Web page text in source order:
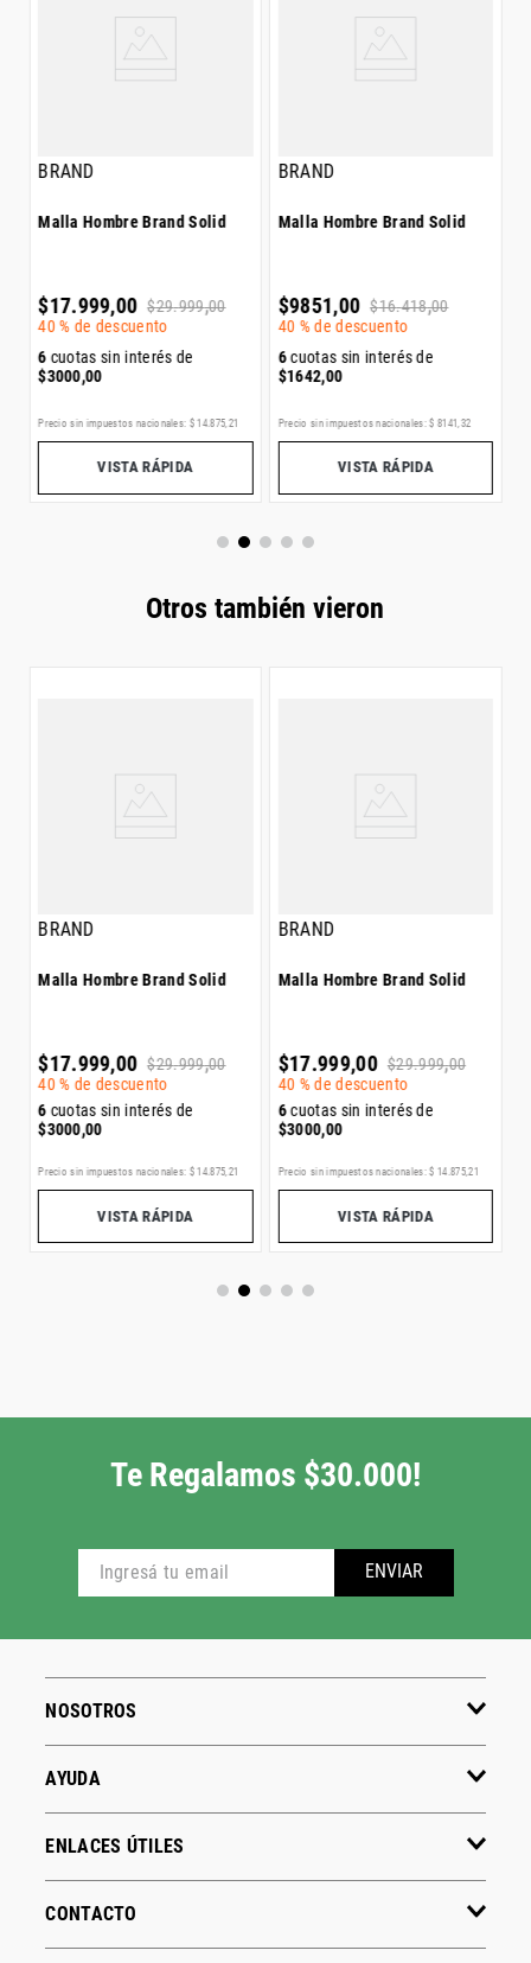
BRAND
Malla Hombre Brand Solid
$17.999,00 $29.999,00
40 % de descuento
6 cuotas sin interés de
$3000,00
Precio sin impuestos nacionales: $ 14.875 21
VISTA RÁPIDA
BRAND
Malla Hombre Brand Solid
$9851,00 $16.418,00
40 %de descuento
6cuotas sin interés de
$1642,00
Precio sin impuestos nacionales: $ 8141 32
VISTA RÁPIDA
Otros también vieron
BRAND
Malla Hombre Brand Solid
$17.999,00 $29.999,00
40 % de descuento
6 cuotas sin interés de
$3000,00
Precio sin impuestos nacionales: $ 14.875 21
VISTA RÁPIDA
BRAND
Malla Hombre Brand Solid
$17.999,00 $29.999,00
40 %de descuento
6cuotas sin interés de
$3000,00
Precio sin impuestos nacionales: $ 14 875,21
VISTA RÁPIDA
Te Regalamos $30.000!
ENVIAR
NOSOTROS
AYUDA
ENLACES ÚTILES
CONTACTO